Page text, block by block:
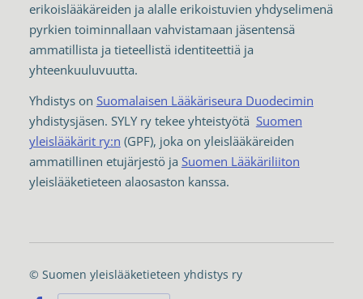
erikoislääkäreiden ja alalle erikoistuvien yhdyselimenä
pyrkien toiminnallaan vahvistamaan jäsentensä
ammatillista ja tieteellistä identiteettiä ja
yhteenkuuluvuutta.
Yhdistys on Suomalaisen Lääkäriseura Duodecimin
yhdistysjäsen. SYLY ry tekee yhteistyötä Suomen
yleislääkärit ry:n (GPF), joka on yleislääkäreiden
ammatillinen etujärjestö ja Suomen Lääkäriliiton
yleislääketieteen alaosaston kanssa.
© Suomen yleislääketieteen yhdistys ry